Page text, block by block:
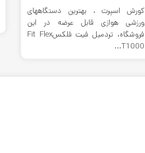
کورش اسپرت ، بهترین دستگاههای
ورزشی هوازی قابل عرضه در این
فروشگاه، تردمیل فیت فلکسFit Flex
T1000...